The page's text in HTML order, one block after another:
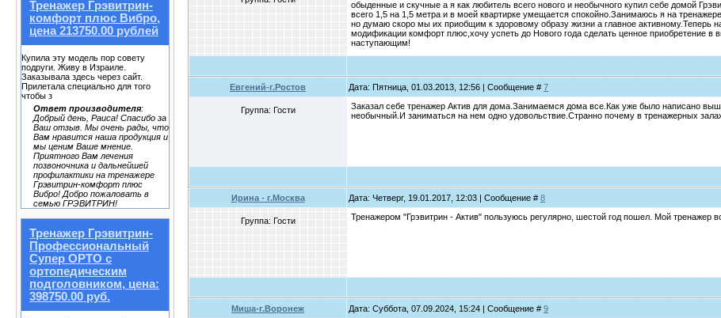
Тренажер Грэвитрин-
комфорт плюс Вибро,
цена 213750.00 рублей
Купила эту модель пор совету
подруги. Живу в Израиле.
Заказывала здесь через сайт.
Прилетала специально для того
чтобы з
Ответ производителя:
Добрый день, Раиса! Спасибо за
Ваш отзыв. Мы очень рады, что
Вам нравится наша продукция и
мы ценим Ваше мнение.
Приятного Вам лечения
позвоночника и дальнейшей
профилактики на тренажере
Грэвитрин-комфорт плюс
Вибро! Добро пожаловать в
семью ГРЭВИТРИН!
Тренажер Грэвитрин-
Профессиональный
Супер ОРТО с
ортопедическим
подголовником, цена:
398750.00 руб.
обыденные и скучные а я как любитель всего нового и необычного купил себе домой
всего 1,5 на 1,5 метра и в моей квартирке умещается спокойно.Занимаюсь я на
но думаю скоро мы их приобщим к здоровому образу жизни а главное активному.Теперь
модификации комфорт плюс,хочу успеть до Нового года сделать ценное приобретение в
наступающим!
Евгений-г.Ростов Дата: Пятница, 01.03.2013, 12:56 | Сообщение # 7
Группа: Гости
Заказал себе тренажер Актив для дома.Занимаемся дома все.Как уже было написано
необычный.И заниматься на нем одно удовольствие.Странно почему в тренажерных
Ирина - г.Москва Дата: Четверг, 19.01.2017, 12:03 | Сообщение # 8
Группа: Гости Тренажером "Грэвитрин - Актив" пользуюсь регулярно, шестой год пошел. Мой тренажер
Миша-г.Воронеж Дата: Суббота, 07.09.2024, 15:24 | Сообщение # 9